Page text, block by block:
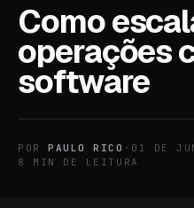
Como
operações
software
PORPAULO RICO • 01 DE
8
MIN DE LEITURA